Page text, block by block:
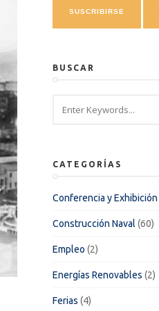
BUSCAR
CATEGORÍAS
Conferencia y Exhibición
Construcción Naval (60)
Empleo (2)
Energías Renovables (2)
Ferias (4)